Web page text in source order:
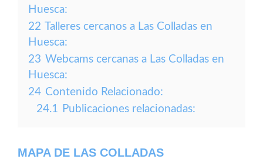
Huesca:
22 Talleres cercanos a Las Colladas en
Huesca:
23 Webcams cercanas a Las Colladas en
Huesca:
24 Contenido Relacionado:
24.1 Publicaciones relacionadas:
MAPA DE LAS COLLADAS